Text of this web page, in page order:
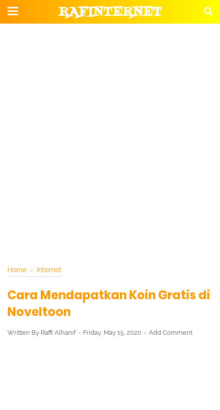
RAFINTERNET
Home › Internet
Cara Mendapatkan Koin Gratis di
Noveltoon
Written By Raffi Alhanif Friday, May 15, 2020 Add Comment